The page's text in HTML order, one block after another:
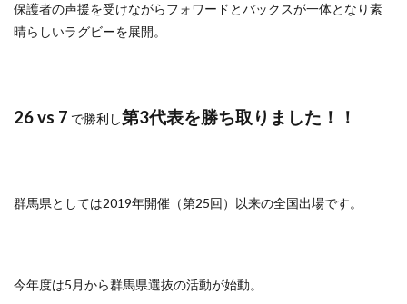
保護者の声援を受けながらフォワードとバックスが一体となり素
晴らしいラグビーを展開。
26 vs 7 で勝利し第3代表を勝ち取りました！！
群馬県としては2019年開催（第25回）以来の全国出場です。
今年度は5月から群馬県選抜の活動が始動。